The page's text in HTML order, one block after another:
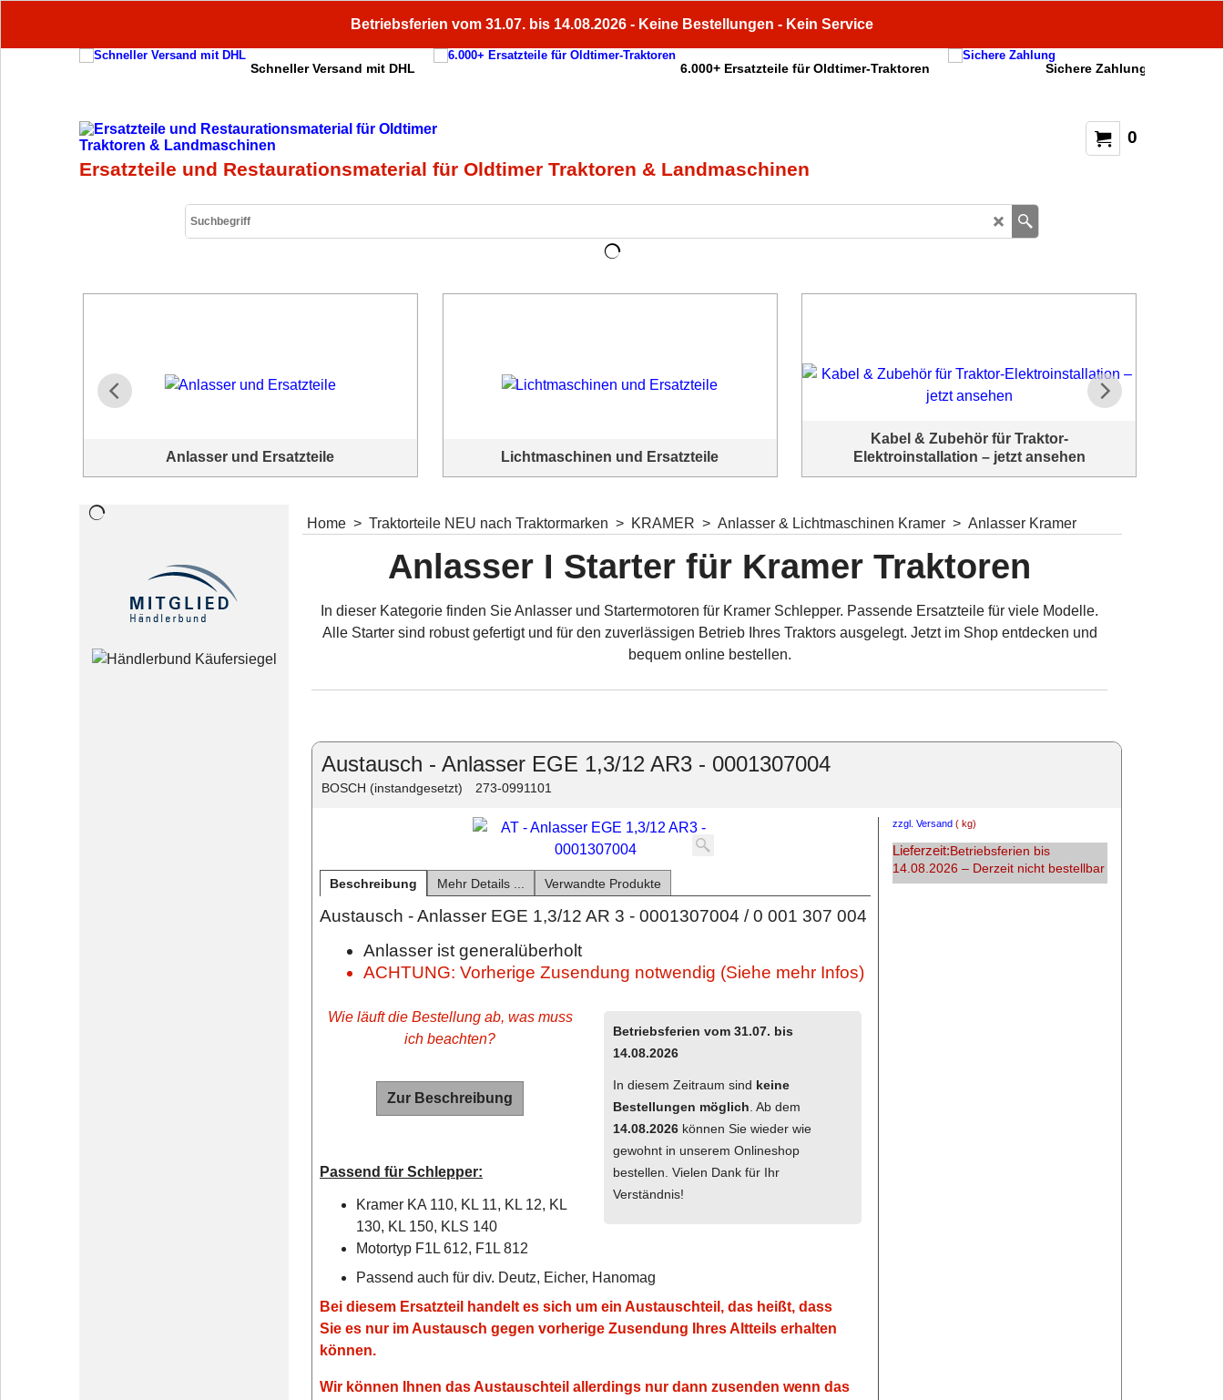
Betriebsferien vom 31.07. bis 14.08.2026 - Keine Bestellungen - Kein Service
Schneller Versand mit DHL 6.000+ Ersatzteile für Oldtimer-Traktoren Sichere Zahlung
0
Ersatzteile und Restaurationsmaterial für Oldtimer Traktoren & Landmaschinen
Anlasser und Ersatzteile Lichtmaschinen und Ersatzteile
Kabel & Zubehör für Traktor-
Elektroinstallation – jetzt ansehen
Home > Traktorteile NEU nach Traktormarken > KRAMER > Anlasser & Lichtmaschinen Kramer > Anlasser Kramer
Anlasser I Starter für Kramer Traktoren
In dieser Kategorie finden Sie Anlasser und Startermotoren für Kramer Schlepper. Passende Ersatzteile für viele Modelle.
Alle Starter sind robust gefertigt und für den zuverlässigen Betrieb Ihres Traktors ausgelegt. Jetzt im Shop entdecken und
bequem online bestellen.
Austausch - Anlasser EGE 1,3/12 AR3 - 0001307004
BOSCH (instandgesetzt) 273-0991101
zzgl. Versand kg
Lieferzeit: Betriebsferien bis
14.08.2026 – Derzeit nicht bestellbar
Beschreibung Mehr Details ... Verwandte Produkte
Austausch - Anlasser EGE 1,3/12 AR 3 - 0001307004 / 0 001 307 004
Anlasser ist generalüberholt
ACHTUNG: Vorherige Zusendung notwendig (Siehe mehr Infos)
Betriebsferien vom 31.07. bis
14.08.2026
In diesem Zeitraum sind keine
Bestellungen möglich . Ab dem
14.08.2026 können Sie wieder wie
gewohnt in unserem Onlineshop
bestellen. Vielen Dank für Ihr
Verständnis!
Wie läuft die Bestellung ab, was muss
ich beachten?
Zur Beschreibung
Passend für Schlepper:
Kramer KA 110, KL 11, KL 12, KL
130, KL 150, KLS 140
Motortyp F1L 612, F1L 812
Passend auch für div. Deutz, Eicher, Hanomag
Bei diesem Ersatzteil handelt es sich um ein Austauschteil, das heißt, dass
Sie es nur im Austausch gegen vorherige Zusendung Ihres Altteils erhalten
können.
Wir können Ihnen das Austauschteil allerdings nur dann zusenden wenn das